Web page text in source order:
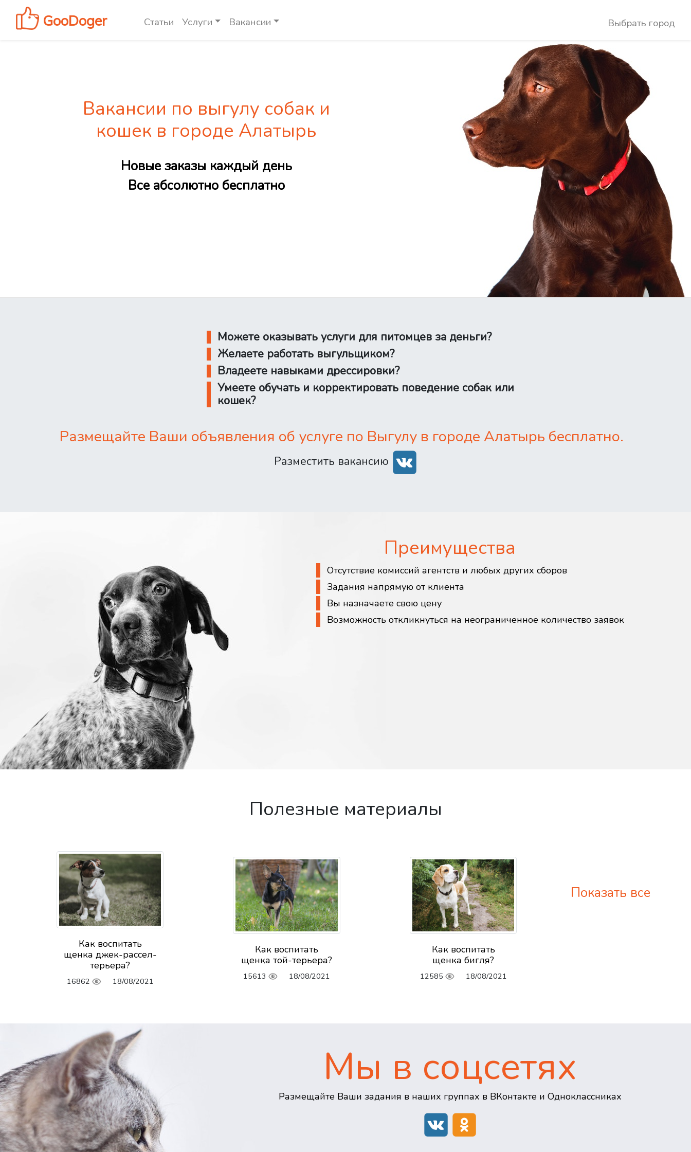
GooDoger Статьи Услуги Вакансии Выбрать город
Вакансии по выгулу собак и
кошек в городе Алатырь
Новые заказы каждый день
Все абсолютно бесплатно
Можете оказывать услуги для питомцев за деньги?
Желаете работать выгульщиком?
Владеете навыками дрессировки?
Умеете обучать и корректировать поведение собак или
кошек?
Размещайте Ваши объявления об услуге по Выгулу в городе Алатырь бесплатно.
Разместить вакансию
Преимущества
Отсутствие комиссий агентств и любых других сборов
Задания напрямую от клиента
Вы назначаете свою цену
Возможность откликнуться на неограниченное количество заявок
Полезные материалы
Как воспитать
щенка джек-рассел-
терьера?
16862 18/08/2021
Как воспитать
щенка той-терьера?
15613 18/08/2021
Как воспитать
щенка бигля?
12585 18/08/2021
Показать все
Мы в соцсетях
Размещайте Ваши задания в наших группах в ВКонтакте и Одноклассниках